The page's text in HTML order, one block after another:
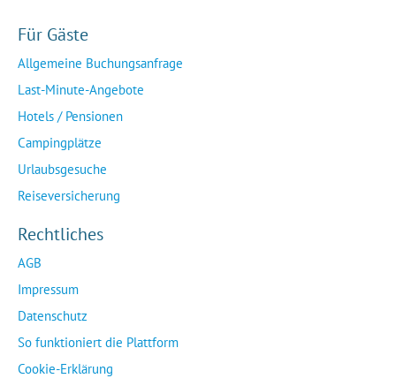
Für Gäste
Allgemeine Buchungsanfrage
Last-Minute-Angebote
Hotels / Pensionen
Campingplätze
Urlaubsgesuche
Reiseversicherung
Rechtliches
AGB
Impressum
Datenschutz
So funktioniert die Plattform
Cookie-Erklärung